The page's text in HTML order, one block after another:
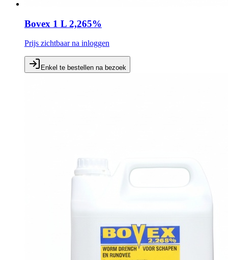
Bovex 1 L 2,265%
Prijs zichtbaar na inloggen
Enkel te bestellen na bezoek